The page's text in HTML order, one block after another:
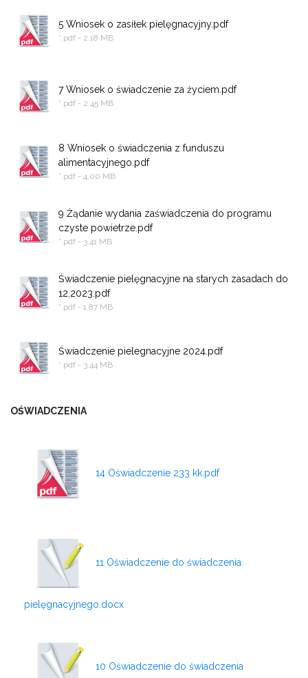
5 Wniosek o zasiłek pielęgnacyjny.pdf
*.pdf - 2.18 MB
7 Wniosek o świadczenie za życiem.pdf
*.pdf - 2.45 MB
8 Wniosek o świadczenia z funduszu
alimentacyjnego.pdf
*.pdf - 4.00 MB
9 Żądanie wydania zaświadczenia do programu
czyste powietrze.pdf
*.pdf - 3.41 MB
Świadczenie pielęgnacyjne na starych zasadach do
12.2023.pdf
*.pdf - 1.87 MB
Świadczenie pielegnacyjne 2024.pdf
*.pdf - 3.44 MB
OŚWIADCZENIA
14 Oświadczenie 233 kk.pdf
11 Oświadczenie do świadczenia
pielęgnacyjnego.docx
10 Oświadczenie do świadczenia